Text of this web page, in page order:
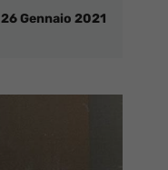
26 Gennaio 2021